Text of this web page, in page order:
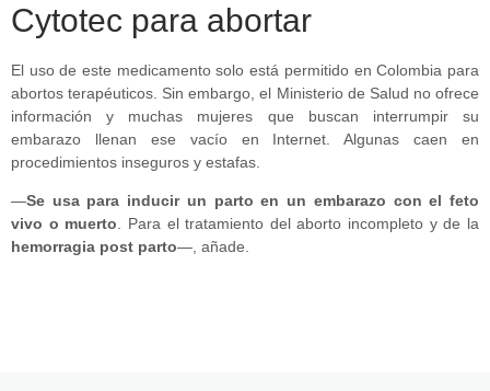
Cytotec para abortar
El uso de este medicamento solo está permitido en Colombia para
abortos terapéuticos. Sin embargo, el Ministerio de Salud no ofrece
información y muchas mujeres que buscan interrumpir su
embarazo llenan ese vacío en Internet. Algunas caen en
procedimientos inseguros y estafas.
—Se usa para inducir un parto en un embarazo con el feto
vivo o muerto . Para el tratamiento del aborto incompleto y de la
hemorragia post parto—, añade.